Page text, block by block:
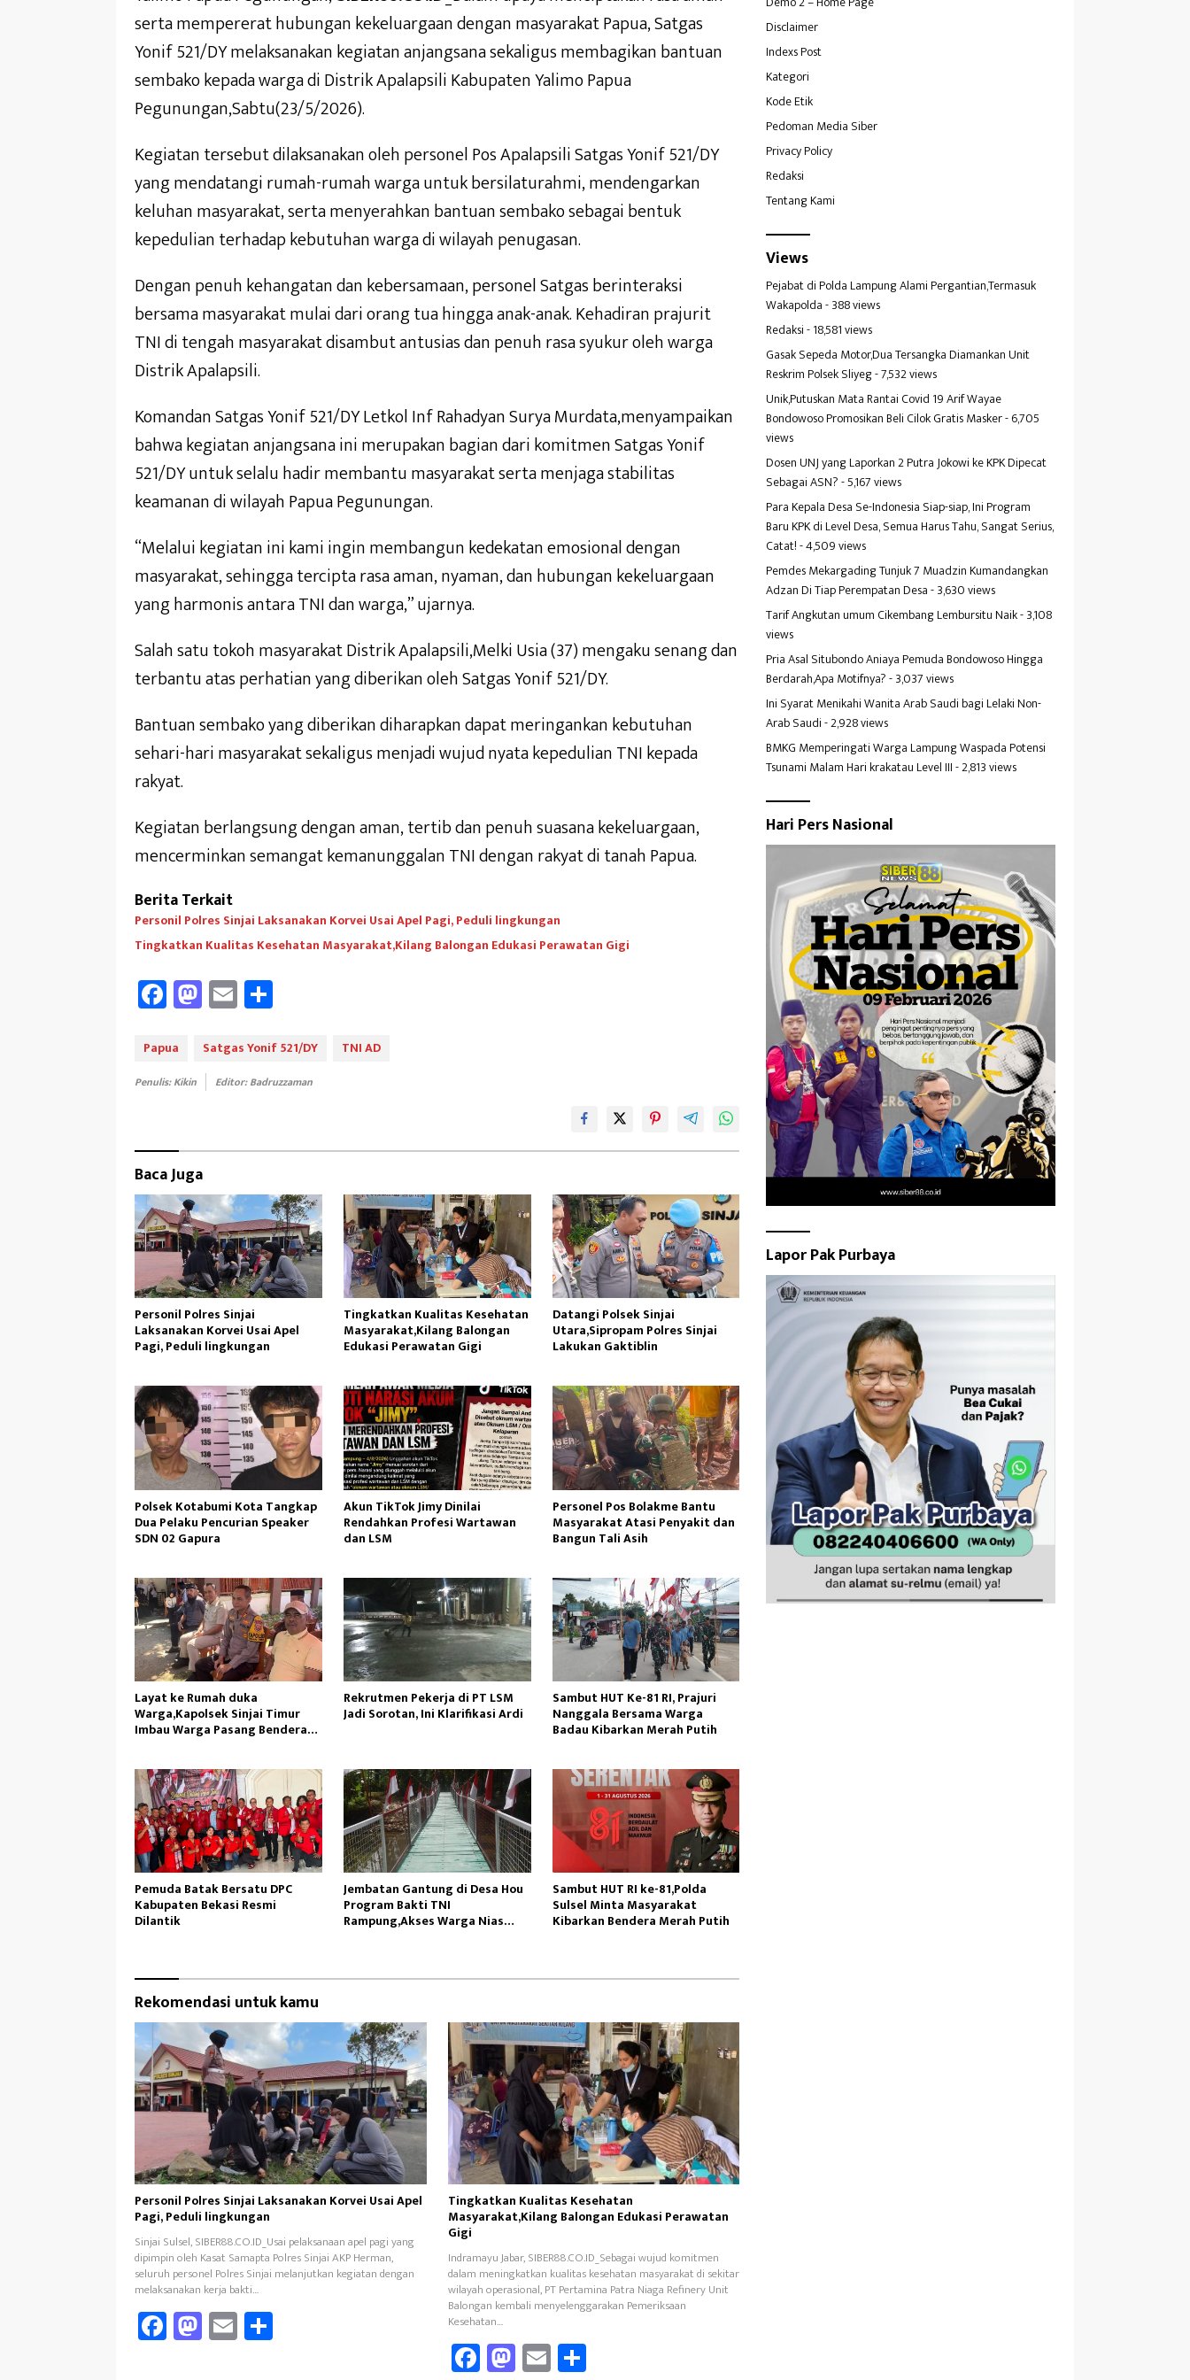
serta mempererat hubungan kekeluargaan dengan masyarakat Papua, Satgas
Yonif 521/DY melaksanakan kegiatan anjangsana sekaligus membagikan bantuan
sembako kepada warga di Distrik Apalapsili Kabupaten Yalimo Papua
Pegunungan,Sabtu(23/5/2026).
Kegiatan tersebut dilaksanakan oleh personel Pos Apalapsili Satgas Yonif 521/DY
yang mendatangi rumah-rumah warga untuk bersilaturahmi, mendengarkan
keluhan masyarakat, serta menyerahkan bantuan sembako sebagai bentuk
kepedulian terhadap kebutuhan warga di wilayah penugasan.
Dengan penuh kehangatan dan kebersamaan, personel Satgas berinteraksi
bersama masyarakat mulai dari orang tua hingga anak-anak. Kehadiran prajurit
TNI di tengah masyarakat disambut antusias dan penuh rasa syukur oleh warga
Distrik Apalapsili.
Komandan Satgas Yonif 521/DY Letkol Inf Rahadyan Surya Murdata,menyampaikan
bahwa kegiatan anjangsana ini merupakan bagian dari komitmen Satgas Yonif
521/DY untuk selalu hadir membantu masyarakat serta menjaga stabilitas
keamanan di wilayah Papua Pegunungan.
“Melalui kegiatan ini kami ingin membangun kedekatan emosional dengan
masyarakat, sehingga tercipta rasa aman, nyaman, dan hubungan kekeluargaan
yang harmonis antara TNI dan warga,” ujarnya.
Salah satu tokoh masyarakat Distrik Apalapsili,Melki Usia (37) mengaku senang dan
terbantu atas perhatian yang diberikan oleh Satgas Yonif 521/DY.
Bantuan sembako yang diberikan diharapkan dapat meringankan kebutuhan
sehari-hari masyarakat sekaligus menjadi wujud nyata kepedulian TNI kepada
rakyat.
Kegiatan berlangsung dengan aman, tertib dan penuh suasana kekeluargaan,
mencerminkan semangat kemanunggalan TNI dengan rakyat di tanah Papua.
Berita Terkait
Personil Polres Sinjai Laksanakan Korvei Usai Apel Pagi, Peduli lingkungan
Tingkatkan Kualitas Kesehatan Masyarakat,Kilang Balongan Edukasi Perawatan Gigi
Fa
ce
b
oo
M
as
to
d
E
m
ail e
Papua Satgas Yonif 521/DY TNI AD
Penulis: Kikin Editor: Badruzzaman
Baca Juga
Personil Polres Sinjai
Laksanakan Korvei Usai Apel
Pagi, Peduli lingkungan
Tingkatkan Kualitas Kesehatan
Masyarakat,Kilang Balongan
Edukasi Perawatan Gigi
Datangi Polsek Sinjai
Utara,Sipropam Polres Sinjai
Lakukan Gaktiblin
Polsek Kotabumi Kota Tangkap
Dua Pelaku Pencurian Speaker
SDN 02 Gapura
Akun TikTok Jimy Dinilai
Rendahkan Profesi Wartawan
dan LSM
Personel Pos Bolakme Bantu
Masyarakat Atasi Penyakit dan
Bangun Tali Asih
Layat ke Rumah duka
Warga,Kapolsek Sinjai Timur
Imbau Warga Pasang Bendera
Rekrutmen Pekerja di PT LSM
Jadi Sorotan, Ini Klarifikasi Ardi
Sambut HUT Ke-81 RI, Prajuri
Nanggala Bersama Warga
Badau Kibarkan Merah Putih
Pemuda Batak Bersatu DPC
Kabupaten Bekasi Resmi
Dilantik
Jembatan Gantung di Desa Hou
Program Bakti TNI
Rampung,Akses Warga Nias
Sambut HUT RI ke-81,Polda
Sulsel Minta Masyarakat
Kibarkan Bendera Merah Putih
Rekomendasi untuk kamu
Personil Polres Sinjai Laksanakan Korvei Usai Apel
Pagi, Peduli lingkungan
Sinjai Sulsel, SIBER88.CO.ID_Usai pelaksanaan apel pagi yang
dipimpin oleh Kasat Samapta Polres Sinjai AKP Herman,
seluruh personel Polres Sinjai melanjutkan kegiatan dengan
melaksanakan kerja bakti…
Fa
ce
M
as
E
m
Tingkatkan Kualitas Kesehatan
Masyarakat,Kilang Balongan Edukasi Perawatan
Gigi
Indramayu Jabar, SIBER88.CO.ID_Sebagai wujud komitmen
dalam meningkatkan kualitas kesehatan masyarakat di sekitar
wilayah operasional, PT Pertamina Patra Niaga Refinery Unit
Balongan kembali menyelenggarakan Pemeriksaan
Kesehatan…
FaM E Sh
Disclaimer
Indexs Post
Kategori
Kode Etik
Pedoman Media Siber
Privacy Policy
Redaksi
Tentang Kami
Views
Pejabat di Polda Lampung Alami Pergantian,Termasuk
Wakapolda- 388 views
Redaksi- 18,581 views
Gasak Sepeda Motor,Dua Tersangka Diamankan Unit
Reskrim Polsek Sliyeg- 7,532 views
Unik,Putuskan Mata Rantai Covid 19 Arif Wayae
Bondowoso Promosikan Beli Cilok Gratis Masker- 6,705
views
Dosen UNJ yang Laporkan 2 Putra Jokowi ke KPK Dipecat
Sebagai ASN?- 5,167 views
Para Kepala Desa Se-Indonesia Siap-siap, Ini Program
Baru KPK di Level Desa, Semua Harus Tahu, Sangat Serius,
Catat!- 4,509 views
Pemdes Mekargading Tunjuk 7 Muadzin Kumandangkan
Adzan Di Tiap Perempatan Desa- 3,630 views
Tarif Angkutan umum Cikembang Lembursitu Naik- 3,108
views
Pria Asal Situbondo Aniaya Pemuda Bondowoso Hingga
Berdarah,Apa Motifnya?- 3,037 views
Ini Syarat Menikahi Wanita Arab Saudi bagi Lelaki Non-
Arab Saudi- 2,928 views
BMKG Memperingati Warga Lampung Waspada Potensi
Tsunami Malam Hari krakatau Level III- 2,813 views
Hari Pers Nasional
Lapor Pak Purbaya